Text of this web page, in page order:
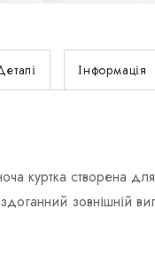
Інформація
куртка створена
зовнішній